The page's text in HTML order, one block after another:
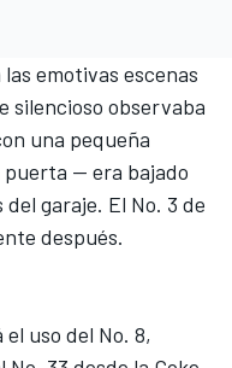
emotivas escenas
silencioso observaba
una pequeña
puerta -- era bajado
garaje. El No. 3 de
después.
uso del No. 8,